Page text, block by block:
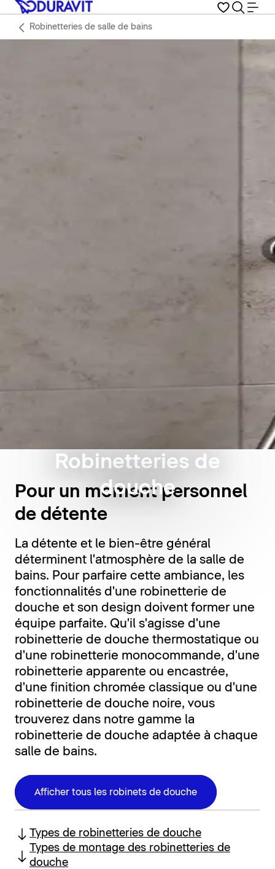
Robinetteries de salle de bains
Robinetteries de
douche
Pour un moment personnel
de détente
La détente et le bien-être général
déterminent l'atmosphère de la salle de
bains. Pour parfaire cette ambiance, les
fonctionnalités d'une robinetterie de
douche et son design doivent former une
équipe parfaite. Qu'il s'agisse d'une
robinetterie de douche thermostatique ou
d'une robinetterie monocommande, d'une
robinetterie apparente ou encastrée,
d'une finition chromée classique ou d'une
robinetterie de douche noire, vous
trouverez dans notre gamme la
robinetterie de douche adaptée à chaque
salle de bains.
Afficher tous les robinets de douche
Types de robinetteries de douche
Types de montage des robinetteries de
douche